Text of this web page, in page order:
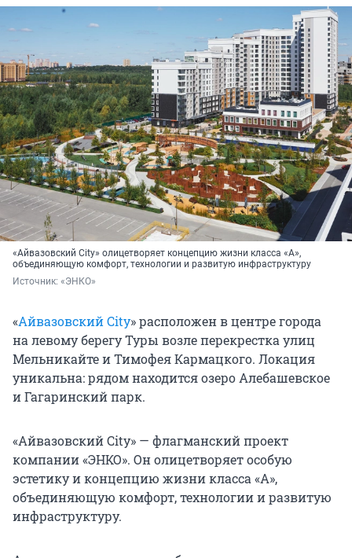
«Айвазовский City» олицетворяет концепцию жизни класса «А»,
объединяющую комфорт, технологии и развитую инфраструктуру
Источник: «ЭНКО»
«Айвазовский City» расположен в центре города
на левому берегу Туры возле перекрестка улиц
Мельникайте и Тимофея Кармацкого. Локация
уникальна: рядом находится озеро Алебашевское
и Гагаринский парк.
«Айвазовский City» — флагманский проект
компании «ЭНКО». Он олицетворяет особую
эстетику и концепцию жизни класса «А»,
объединяющую комфорт, технологии и развитую
инфраструктуру.